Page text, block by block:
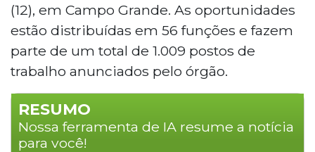
(12), em Campo Grande. As oportunidades
estão distribuídas em 56 funções e fazem
parte de um total de 1.009 postos de
trabalho anunciados pelo órgão.
RESUMO
Nossa ferramenta de IA resume a notícia
para você!